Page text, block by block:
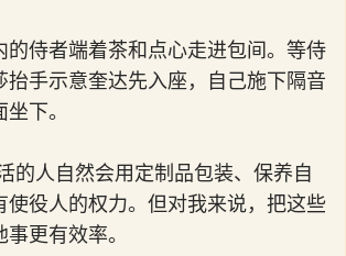
的侍者端着茶和点心走进包间。等侍
抬手示意奎达先入座，自己施下隔音
下。
的人自然会用定制品包装、保养自
使役人的权力。但对我来说，把这些
更有效率。